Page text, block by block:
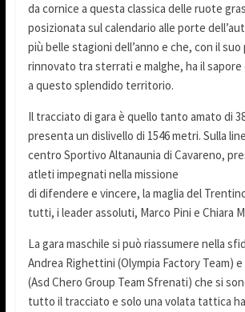
da cornice a questa classica delle ruote
posizionata sul calendario alle porte
più belle stagioni dell’anno e che, con il
rinnovato tra sterrati e malghe, ha il sapore
a questo splendido territorio.
Il tracciato di gara è quello tanto amato di
presenta un dislivello di 1546 metri. Sulla
centro Sportivo Altanaunia di Cavareno,
atleti impegnati nella missione
di difendere e vincere, la maglia del
tutti, i leader assoluti, Marco Pini e Chiara
La gara maschile si può riassumere nella
Andrea Righettini (Olympia Factory Team)
(Asd Chero Group Team Sfrenati) che si
tutto il tracciato e solo una volata tattica